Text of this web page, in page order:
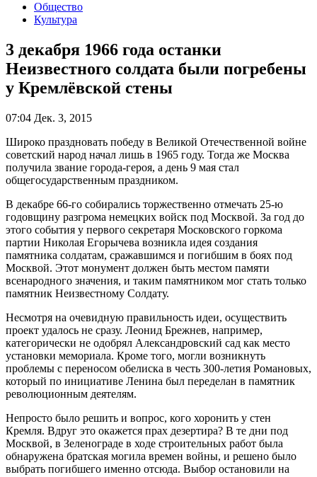
Общество
Культура
3 декабря 1966 года останки
Неизвестного солдата были погребены
у Кремлёвской стены
07:04 Дек. 3, 2015
Широко праздновать победу в Великой Отечественной войне
советский народ начал лишь в 1965 году. Тогда же Москва
получила звание города-героя, а день 9 мая стал
общегосударственным праздником.
В декабре 66-го собирались торжественно отмечать 25-ю
годовщину разгрома немецких войск под Москвой. За год до
этого события у первого секретаря Московского горкома
партии Николая Егорычева возникла идея создания
памятника солдатам, сражавшимся и погибшим в боях под
Москвой. Этот монумент должен быть местом памяти
всенародного значения, и таким памятником мог стать только
памятник Неизвестному Солдату.
Несмотря на очевидную правильность идеи, осуществить
проект удалось не сразу. Леонид Брежнев, например,
категорически не одобрял Александровский сад как место
установки мемориала. Кроме того, могли возникнуть
проблемы с переносом обелиска в честь 300-летия Романовых,
который по инициативе Ленина был переделан в памятник
революционным деятелям.
Непросто было решить и вопрос, кого хоронить у стен
Кремля. Вдруг это окажется прах дезертира? В те дни под
Москвой, в Зеленограде в ходе строительных работ была
обнаружена братская могила времен войны, и решено было
выбрать погибшего именно отсюда. Выбор остановили на